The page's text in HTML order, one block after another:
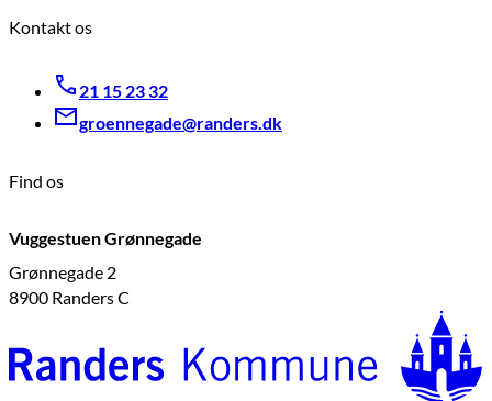
Kontakt os
21 15 23 32
groennegade@randers.dk
Find os
Vuggestuen Grønnegade
Grønnegade 2
8900 Randers C